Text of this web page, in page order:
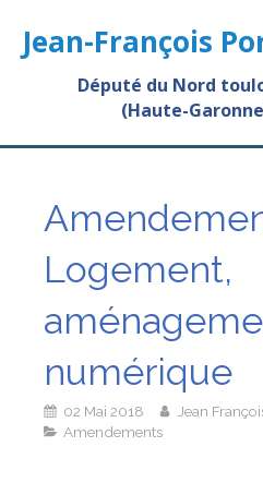
Jean-François
Député du Nord
(Haute-
Logement,
numérique
02 Mai 2018
Jean
Amendements